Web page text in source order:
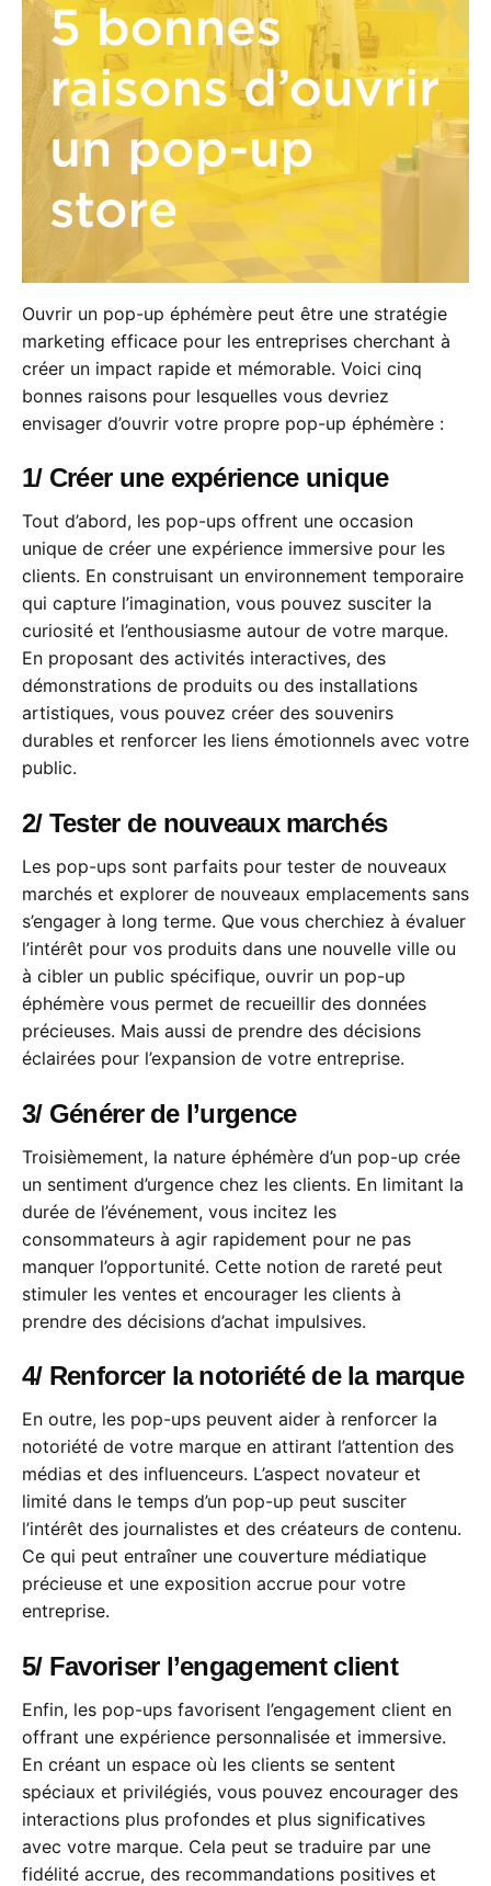
Ouvrir un pop-up éphémère peut être une stratégie
marketing efficace pour les entreprises cherchant à
créer un impact rapide et mémorable. Voici cinq
bonnes raisons pour lesquelles vous devriez
envisager d’ouvrir votre propre pop-up éphémère :
1/ Créer une expérience unique
Tout d’abord, les pop-ups offrent une occasion
unique de créer une expérience immersive pour les
clients. En construisant un environnement temporaire
qui capture l’imagination, vous pouvez susciter la
curiosité et l’enthousiasme autour de votre marque.
En proposant des activités interactives, des
démonstrations de produits ou des installations
artistiques, vous pouvez créer des souvenirs
durables et renforcer les liens émotionnels avec votre
public.
2/ Tester de nouveaux marchés
Les pop-ups sont parfaits pour tester de nouveaux
marchés et explorer de nouveaux emplacements sans
s’engager à long terme. Que vous cherchiez à évaluer
l’intérêt pour vos produits dans une nouvelle ville ou
à cibler un public spécifique, ouvrir un pop-up
éphémère vous permet de recueillir des données
précieuses. Mais aussi de prendre des décisions
éclairées pour l’expansion de votre entreprise.
3/ Générer de l’urgence
Troisièmement, la nature éphémère d’un pop-up crée
un sentiment d’urgence chez les clients. En limitant la
durée de l’événement, vous incitez les
consommateurs à agir rapidement pour ne pas
manquer l’opportunité. Cette notion de rareté peut
stimuler les ventes et encourager les clients à
prendre des décisions d’achat impulsives.
4/ Renforcer la notoriété de la marque
En outre, les pop-ups peuvent aider à renforcer la
notoriété de votre marque en attirant l’attention des
médias et des influenceurs. L’aspect novateur et
limité dans le temps d’un pop-up peut susciter
l’intérêt des journalistes et des créateurs de contenu.
Ce qui peut entraîner une couverture médiatique
précieuse et une exposition accrue pour votre
entreprise.
5/ Favoriser l’engagement client
Enfin, les pop-ups favorisent l’engagement client en
offrant une expérience personnalisée et immersive.
En créant un espace où les clients se sentent
spéciaux et privilégiés, vous pouvez encourager des
interactions plus profondes et plus significatives
avec votre marque. Cela peut se traduire par une
fidélité accrue, des recommandations positives et